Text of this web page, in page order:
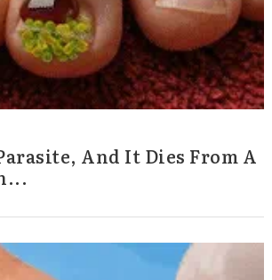
And It Dies From A